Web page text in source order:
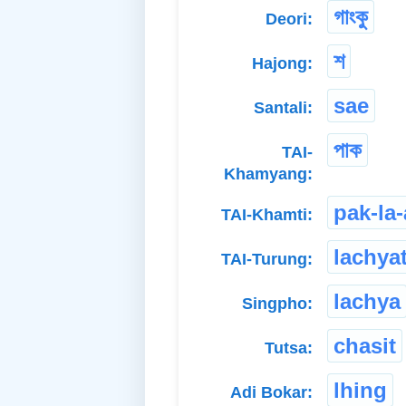
Deori: গাংকু
Hajong: শ
Santali: sae
TAI-
Khamyang:
পাক
TAI-Khamti: pak-
TAI-Turung:
Singpho: lachya
Tutsa: chasit
Adi Bokar: lhing